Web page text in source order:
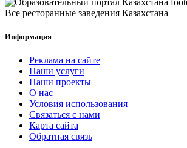
Все ресторанные заведения Казахстана
Информация
Реклама на сайте
Наши услуги
Наши проекты
О нас
Условия использования
Связаться с нами
Карта сайта
Обратная связь